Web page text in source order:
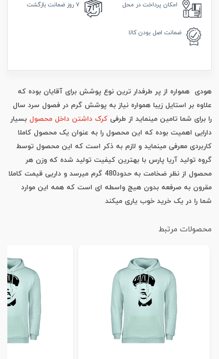
امکان پرداخت در محل ۷ روز ضمانت بازگشت
ضمانت اصل بودن کالا
هودی همواره از پر طرفدار ترین نوع پوشش برای آقایان بوده که
علاوه بر استایل زیبا همواره نیاز به پوشش گرم در فصول سرد سال
را برای شما تامین مینماید از طرفی کرک داشتن داخل محصول بسیار
دارایی اهمیت بوده که این محصول را به عنوان یک محصول کاملا
کاربردی معرفی مینماید و لازم به ذکر است که این محصول توسط
گروه تولید آریا پارس با بهترین کیفیت تولید شده که وزن هر
محصول از نظر ضخامت به حدود480 گرم میرسد و داریی قیمت کاملا
مقرون به صرفعه بدون هیچ واسطه ای است که همه این موارد
شما را در یک خرید خوب یاری میکند
محصولات مرتبط